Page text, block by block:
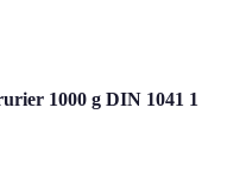
1000 g DIN 1041 1